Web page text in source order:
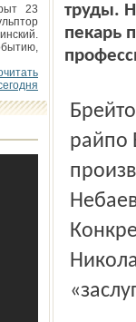
23
труды.
пекарь
Брейтовцы ездили делегацией – председатель совета
райпо